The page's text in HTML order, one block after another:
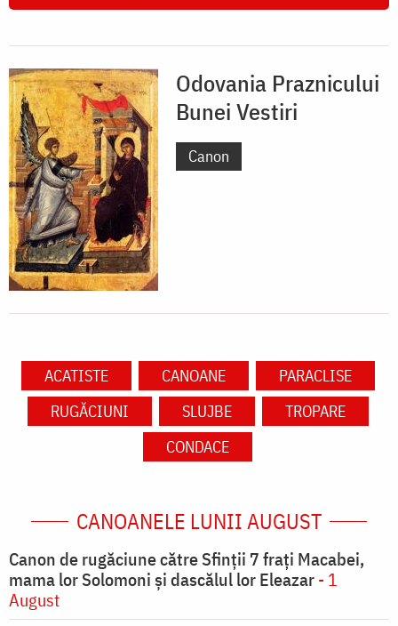
Odovania Praznicului
Bunei Vestiri
Canon
ACATISTE CANOANE
PARACLISE
RUGĂCIUNI
SLUJBE
TROPARE
CONDACE
CANOANELE LUNII AUGUST
Canon de rugăciune către Sfinţii 7 fraţi Macabei,
mama lor Solomoni şi dascălul lor Eleazar- 1
August